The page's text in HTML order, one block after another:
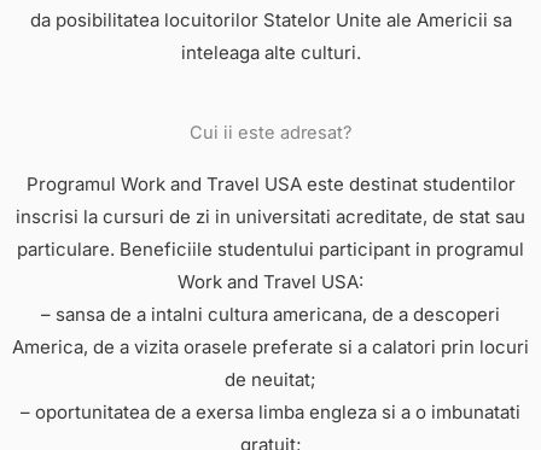
da posibilitatea locuitorilor Statelor Unite ale Americii sa
inteleaga alte culturi.
Cui ii este adresat?
Programul Work and Travel USA este destinat studentilor
inscrisi la cursuri de zi in universitati acreditate, de stat sau
particulare. Beneficiile studentului participant in programul
Work and Travel USA:
– sansa de a intalni cultura americana, de a descoperi
America, de a vizita orasele preferate si a calatori prin locuri
de neuitat;
– oportunitatea de a exersa limba engleza si a o imbunatati
gratuit;